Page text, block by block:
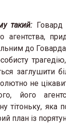
такий:
агентства,
до Говарда,
заглушити
не
його
тітоньку,
план із